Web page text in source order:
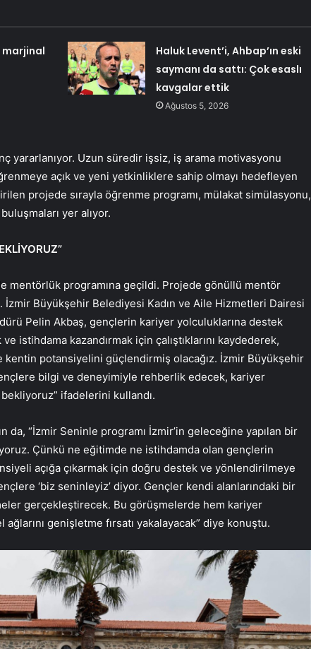
marjinal
Haluk Levent’i, Ahbap’ın eski
saymanı da sattı: Çok esaslı
kavgalar ettik
Ağustos 5, 2026
yararlanıyor. Uzun süredir işsiz, iş arama motivasyonu
açık ve yeni yetkinliklere sahip olmayı hedefleyen
projede sırayla öğrenme programı, mülakat simülasyonu,
yer alıyor.
mentörlük programına geçildi. Projede gönüllü mentör
Büyükşehir Belediyesi Kadın ve Aile Hizmetleri Dairesi
Pelin Akbaş, gençlerin kariyer yolculuklarına destek
istihdama kazandırmak için çalıştıklarını kaydederek,
kentin potansiyelini güçlendirmiş olacağız. İzmir Büyükşehir
bilgi ve deneyimiyle rehberlik edecek, kariyer
ifadelerini kullandı.
da, “İzmir Seninle programı İzmir’in geleceğine yapılan bir
Çünkü ne eğitimde ne istihdamda olan gençlerin
açığa çıkarmak için doğru destek ve yönlendirilmeye
‘biz seninleyiz’ diyor. Gençler kendi alanlarındaki bir
gerçekleştirecek. Bu görüşmelerde hem kariyer
genişletme fırsatı yakalayacak” diye konuştu.